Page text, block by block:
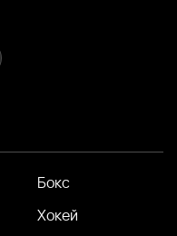
Бокс
Хокей